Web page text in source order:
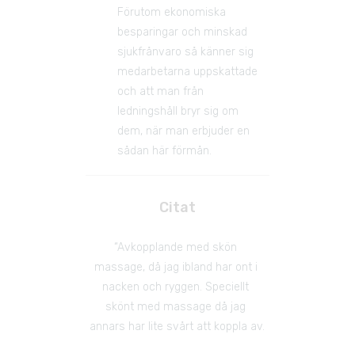
Förutom ekonomiska
besparingar och minskad
sjukfrånvaro så känner sig
medarbetarna uppskattade
och att man från
ledningshåll bryr sig om
dem, när man erbjuder en
sådan här förmån.
Citat
“Avkopplande med skön
massage, då jag ibland har ont i
nacken och ryggen. Speciellt
skönt med massage då jag
annars har lite svårt att koppla av.